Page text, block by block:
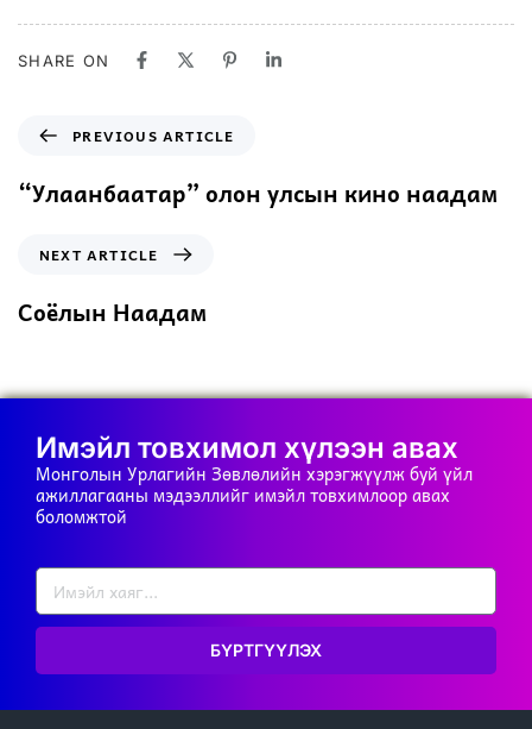
SHARE ON
PREVIOUS ARTICLE
“Улаанбаатар” олон улсын кино наадам
NEXT ARTICLE
Соёлын Наадам
Имэйл товхимол хүлээн авах
Монголын Урлагийн Зөвлөлийн хэрэгжүүлж буй үйл
ажиллагааны мэдээллийг имэйл товхимлоор авах
боломжтой
БҮРТГҮҮЛЭХ